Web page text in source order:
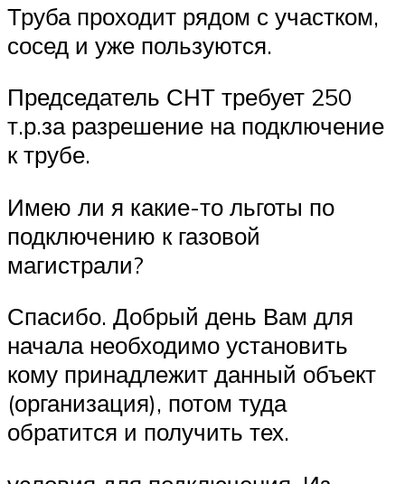
Труба проходит рядом с участком,
сосед и уже пользуются.
Председатель СНТ требует 250
т.р.за разрешение на подключение
к трубе.
Имею ли я какие-то льготы по
подключению к газовой
магистрали?
Спасибо. Добрый день Вам для
начала необходимо установить
кому принадлежит данный объект
(организация), потом туда
обратится и получить тех.